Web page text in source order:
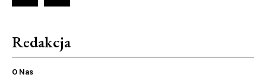
Redakcja
O Nas